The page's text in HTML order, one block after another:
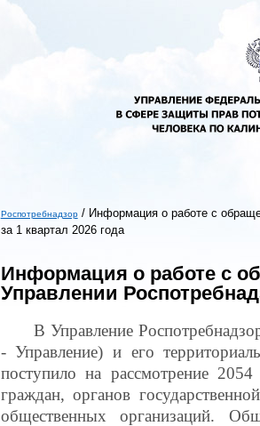
Вы здесь
Роспотребнадзор / Информация о работе с
за 1 квартал 2026 года
Информация о работе с
Управлении
В Управление
- Управление) и его
поступило на рассмотрение
граждан, органов
общественных организаций.